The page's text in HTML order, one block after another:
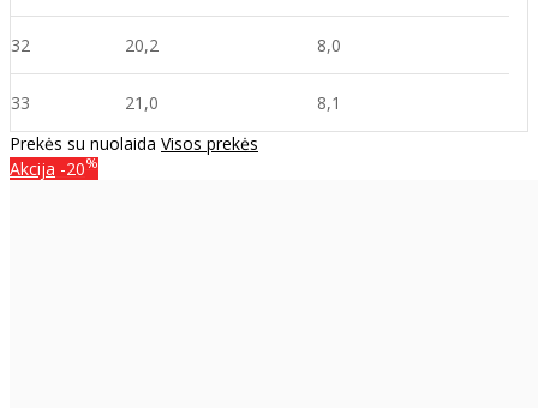
32 20,2 8,0
33 21,0 8,1
Prekės su nuolaida Visos prekės
Akcija -20%